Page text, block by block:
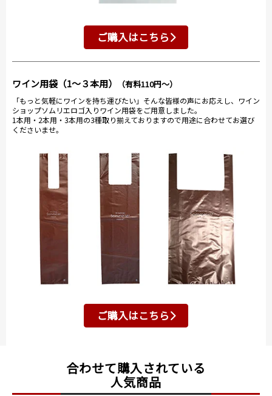
ご購入はこちら
ワイン用袋（1～３本用） （有料110円～）
「もっと気軽にワインを持ち運びたい」そんな皆様の声にお応えし、ワイン
ショップソムリエロゴ入りワイン用袋をご用意しました。
1本用・2本用・3本用の3種取り揃えておりますので用途に合わせてお選び
くださいませ。
ご購入はこちら
合わせて購入されている
人気商品